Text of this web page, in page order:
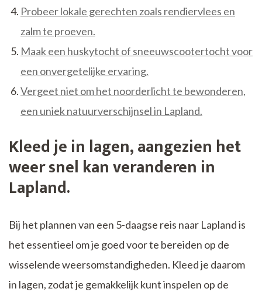
Probeer lokale gerechten zoals rendiervlees en
zalm te proeven.
Maak een huskytocht of sneeuwscootertocht voor
een onvergetelijke ervaring.
Vergeet niet om het noorderlicht te bewonderen,
een uniek natuurverschijnsel in Lapland.
Kleed je in lagen, aangezien het
weer snel kan veranderen in
Lapland.
Bij het plannen van een 5-daagse reis naar Lapland is
het essentieel om je goed voor te bereiden op de
wisselende weersomstandigheden. Kleed je daarom
in lagen, zodat je gemakkelijk kunt inspelen op de